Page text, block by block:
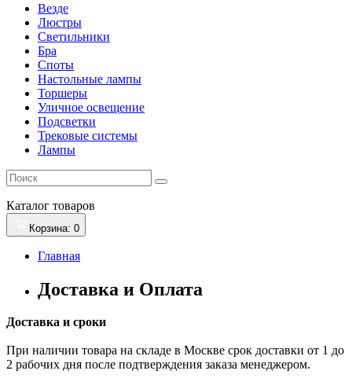
Везде
Люстры
Светильники
Бра
Споты
Настольные лампы
Торшеры
Уличное освещение
Подсветки
Трековые системы
Лампы
Каталог товаров
Корзина: 0
Главная
Доставка и Оплата
Доставка и сроки
При наличии товара на складе в Москве срок доставки от 1 до
2 рабочих дня после подтверждения заказа менеджером.